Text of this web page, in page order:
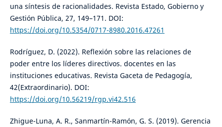
una síntesis de racionalidades. Revista Estado, Gobierno y
Gestión Pública, 27, 149–171. DOI:
https://doi.org/10.5354/0717-8980.2016.47261
Rodríguez, D. (2022). Reflexión sobre las relaciones de
poder entre los líderes directivos. docentes en las
instituciones educativas. Revista Gaceta de Pedagogía,
42(Extraordinario). DOI:
https://doi.org/10.56219/rgp.vi42.516
Zhigue-Luna, A. R., Sanmartín-Ramón, G. S. (2019). Gerencia